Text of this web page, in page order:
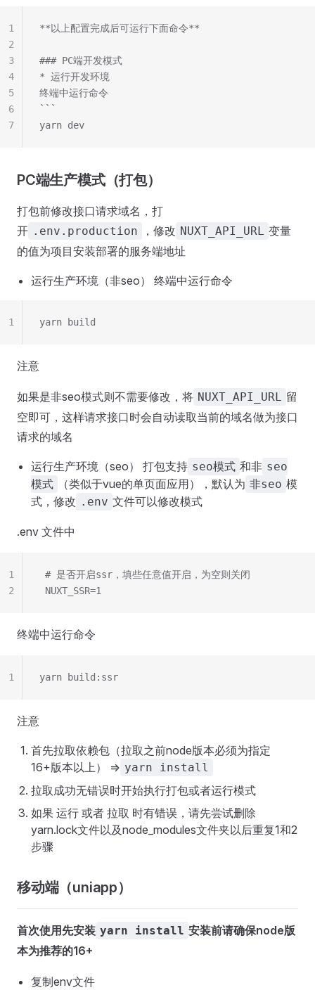
**以上配置完成后可运行下面命令**
### PC端开发模式
* 运行开发环境
终端中运行命令
‍‍```
yarn dev
1
2
3
4
5
6
7
PC端生产模式（打包）
打包前修改接口请求域名，打
开 .env.production ，修改 NUXT_API_URL 变量
的值为项目安装部署的服务端地址
运行生产环境（非seo） 终端中运行命令
yarn build
1
注意
如果是非seo模式则不需要修改，将 NUXT_API_URL 留
空即可，这样请求接口时会自动读取当前的域名做为接口
请求的域名
运行生产环境（seo） 打包支持 seo模式 和非 seo
模式
（类似于vue的单页面应用），默认为 非seo 模
式，修改 .env 文件可以修改模式
.env 文件中
# 是否开启ssr，填些任意值开启，为空则关闭
NUXT_SSR=1
1
2
终端中运行命令
yarn build:ssr
1
注意
首先拉取依赖包（拉取之前node版本必须为指定
16+版本以上） => yarn install
拉取成功无错误时开始执行打包或者运行模式
如果 运行 或者 拉取 时有错误，请先尝试删除
yarn.lock文件以及node_modules文件夹以后重复1和2
步骤
移动端（uniapp）
首次使用先安装 yarn install 安装前请确保node版
本为推荐的16+
复制env文件